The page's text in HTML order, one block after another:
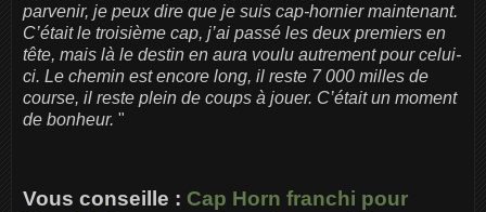
parvenir, je peux dire que je suis cap-hornier maintenant.
C’était le troisième cap, j’ai passé les deux premiers en
tête, mais là le destin en aura voulu autrement pour celui-
ci. Le chemin est encore long, il reste 7 000 milles de
course, il reste plein de coups à jouer. C’était un moment
de bonheur. "
Vous conseille : Cap Horn franchi pour